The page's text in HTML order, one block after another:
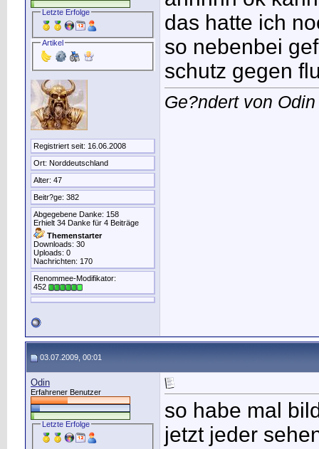
Letzte Erfolge
Artikel
Registriert seit: 16.06.2008
Ort: Norddeutschland
Alter: 47
Beitr?ge: 382
Abgegebene Danke: 158
Erhielt 34 Danke für 4 Beiträge
Themenstarter
Downloads: 30
Uploads: 0
Nachrichten: 170
Renommee-Modifikator:
452
das hatte ich
so nebenbei
schutz gegen
Ge?ndert von
03.07.2009, 00:01
Odin
Erfahrener Benutzer
Letzte Erfolge
so habe mal
jetzt jeder